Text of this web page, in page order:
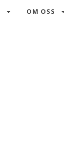
OM OSS